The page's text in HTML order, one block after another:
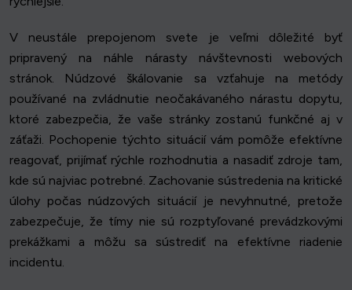
V neustále prepojenom svete je veľmi dôležité byť
pripravený na náhle nárasty návštevnosti webových
stránok. Núdzové škálovanie sa vzťahuje na metódy
používané na zvládnutie neočakávaného nárastu dopytu,
ktoré zabezpečia, že vaše stránky zostanú funkčné aj v
záťaži. Pochopenie týchto situácií vám pomôže efektívne
reagovať, prijímať rýchle rozhodnutia a nasadiť zdroje tam,
kde sú najviac potrebné. Zachovanie sústredenia na kritické
úlohy počas núdzových situácií je nevyhnutné, pretože
zabezpečuje, že tímy nie sú rozptyľované prevádzkovými
prekážkami a môžu sa sústrediť na efektívne riadenie
incidentu.